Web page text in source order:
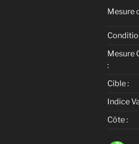
Mesure
Mesure
:
Cible :
Indice
Côte :